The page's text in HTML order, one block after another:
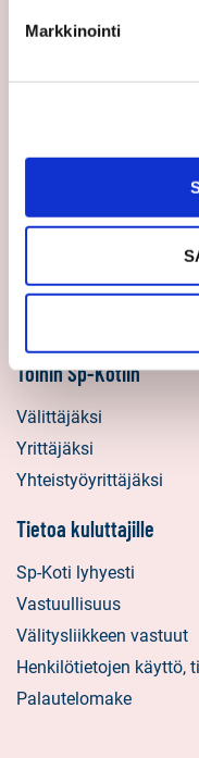
Markkinointi
Medialle
Ajankohtaista
Vinkit
Uratarinat
Töihin Sp-Kotiin
Välittäjäksi
Yrittäjäksi
Yhteistyöyrittäjäksi
Tietoa kuluttajille
Sp-Koti lyhyesti
Vastuullisuus
Välitysliikkeen vastuut
Henkilötietojen käyttö,
Palautelomake